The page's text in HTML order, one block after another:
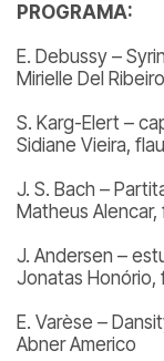
PROGRAMA:
E. Debussy –
Mirielle Del
S. Karg-Elert –
Sidiane Vieira,
J. S. Bach –
Matheus Alencar,
J. Andersen –
Jonatas Honório,
E. Varèse –
Abner Americo